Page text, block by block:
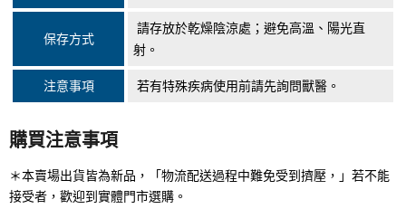
保存方式
請存放於乾燥陰涼處；避免高溫、陽光直
射。
注意事項 若有特殊疾病使用前請先詢問獸醫。
購買注意事項
＊本賣場出貨皆為新品，「物流配送過程中難免受到擠壓，」若不能
接受者，歡迎到實體門市選購。